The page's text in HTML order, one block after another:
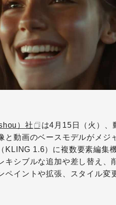
）社 は4月15日（火）、
と動画のベースモデルがメジ
KLING 1.6）に複数要素編集
キシブルな追加や差し替え、
ペイントや拡張、スタイル変